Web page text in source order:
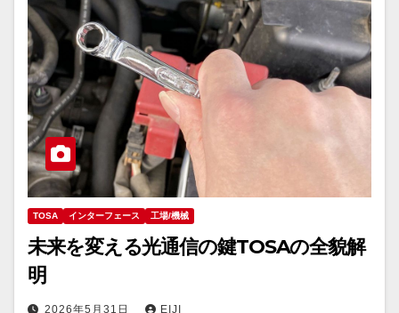
TOSA インターフェース 工場/機械
未来を変える光通信の鍵TOSAの全貌解
明
2026年5月31日 EIJI